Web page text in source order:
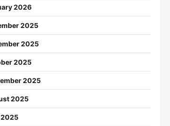
2026
2025
2025
2025
2025
2025